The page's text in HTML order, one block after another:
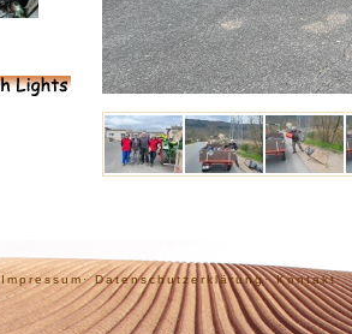
Impressum· Datenschutzerklärung· Kontakt·